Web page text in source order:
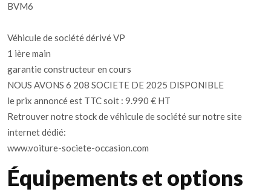
BVM6
Véhicule de société dérivé VP
1 ière main
garantie constructeur en cours
NOUS AVONS 6 208 SOCIETE DE 2025 DISPONIBLE
le prix annoncé est TTC soit : 9.990 € HT
Retrouver notre stock de véhicule de société sur notre site
internet dédié:
www.voiture-societe-occasion.com
Équipements et options